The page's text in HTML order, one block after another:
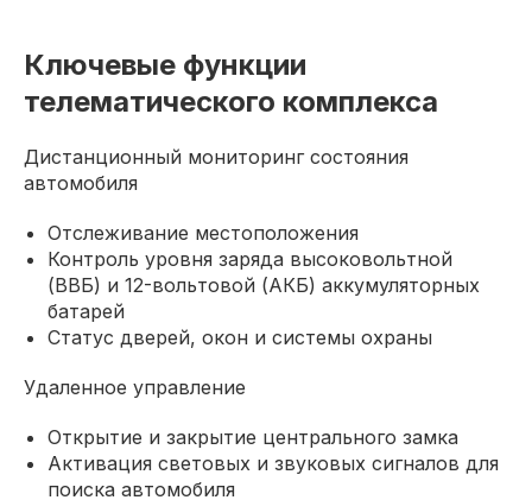
Ключевые функции
телематического комплекса
Дистанционный мониторинг состояния
автомобиля
Отслеживание местоположения
Контроль уровня заряда высоковольтной
(ВВБ) и 12-вольтовой (АКБ) аккумуляторных
батарей
Статус дверей, окон и системы охраны
Удаленное управление
Открытие и закрытие центрального замка
Активация световых и звуковых сигналов для
поиска автомобиля